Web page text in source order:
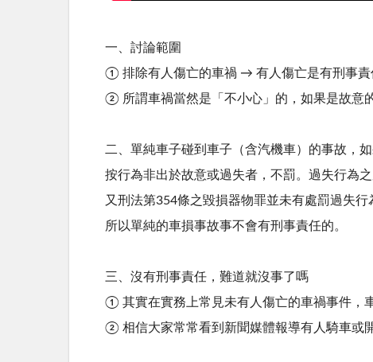
一、討論範圍
① 排除有人傷亡的車禍 → 有人傷亡是有刑事責
② 所謂車禍當然是「不小心」的，如果是故意
二、單純車子碰到車子（含汽機車）的事故，
按行為非出於故意或過失者，不罰。過失行為
又刑法第354條之毀損器物罪並未有處罰過失
所以單純的車損事故事不會有刑事責任的。
三、沒有刑事責任，難道就沒事了嗎
① 其實在實務上常見未有人傷亡的車禍事件，
② 相信大家常常看到新聞媒體報導有人騎車或